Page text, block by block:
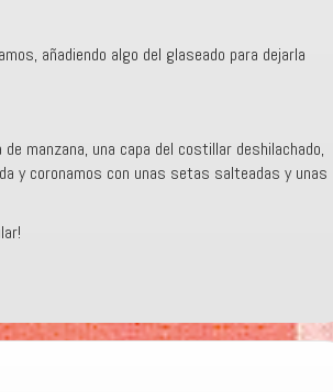
añadiendo algo del glaseado para dejarla
manzana, una capa del costillar deshilachado,
y coronamos con unas setas salteadas y unas